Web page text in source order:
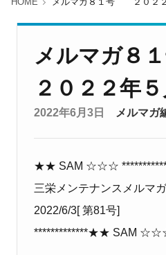
メルマガ
２０２２年５
2022年6月3日 メルマガ
★★ SAM ☆☆☆
三栄メンテナンス メルマガ
2022/6/3[第81号]
*************★★ SAM